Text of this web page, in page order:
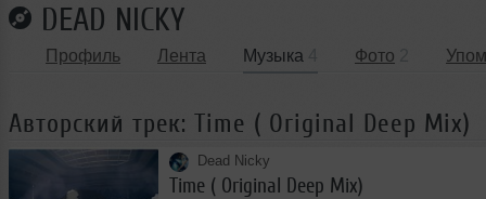
DEAD NICKY
Профиль Лента Музыка Фото
Авторский трек: Time ( Original Deep Mix)
Dead Nicky
Time ( Original Deep Mix)